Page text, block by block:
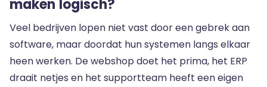
maken logisch?
Veel bedrijven lopen niet vast door een gebrek aan
software, maar doordat hun systemen langs elkaar
heen werken. De webshop doet het prima, het ERP
draait netjes en het supportteam heeft een eigen